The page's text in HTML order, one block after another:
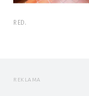
RED.
REKLAMA